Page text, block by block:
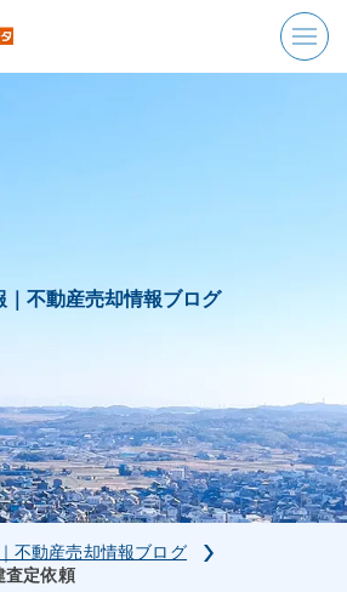
不動産売却情報ブログ
不動産売却情報ブログ
定依頼